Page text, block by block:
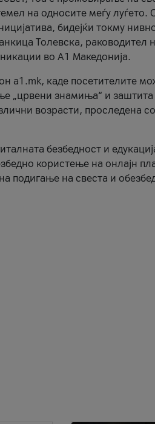
на односите меѓу луѓето.
бидејќи токму
Толевска, раководител
во А1 Македонија.
a1.mk, каде посетителите
„црвени знамиња“ и
возрасти, проследена
безбедност и
користење на онлајн
подигање на свеста и